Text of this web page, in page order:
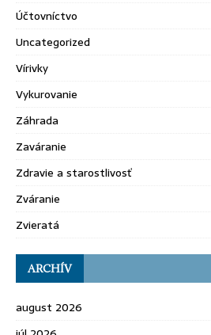
Účtovníctvo
Uncategorized
Vírivky
Vykurovanie
Záhrada
Zaváranie
Zdravie a starostlivosť
Zváranie
Zvieratá
ARCHÍV
august 2026